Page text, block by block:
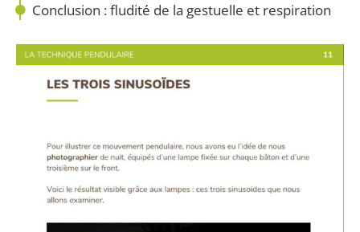
Conclusion : fludité de la gestuelle et respiration